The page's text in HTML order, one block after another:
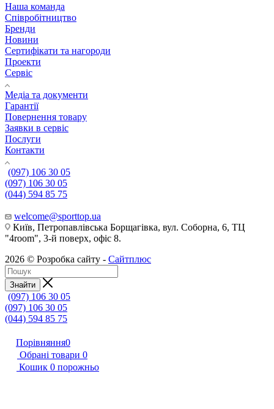
Наша команда
Співробітництво
Бренди
Новини
Сертифікати та нагороди
Проекти
Сервіс
Медіа та документи
Гарантії
Повернення товару
Заявки в сервіс
Послуги
Контакти
(097) 106 30 05
(097) 106 30 05
(044) 594 85 75
welcome@sporttop.ua
Київ, Петропавлівська Борщагівка, вул. Соборна, 6, ТЦ
"4room", 3-й поверх, офіс 8.
2026 © Розробка сайту - Сайтплюс
Знайти
(097) 106 30 05
(097) 106 30 05
(044) 594 85 75
Порівняння0
Обрані товари 0
Кошик 0 порожньо